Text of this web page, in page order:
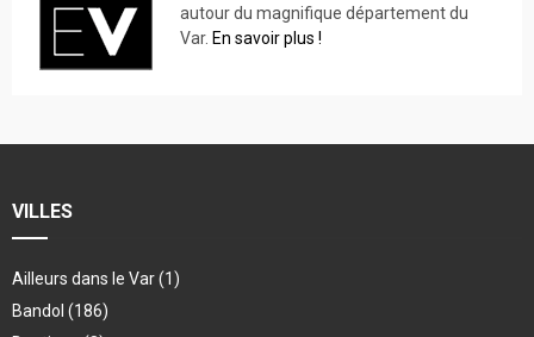
autour du magnifique département du
Var. En savoir plus !
VILLES
Ailleurs dans le Var(1)
Bandol (186)